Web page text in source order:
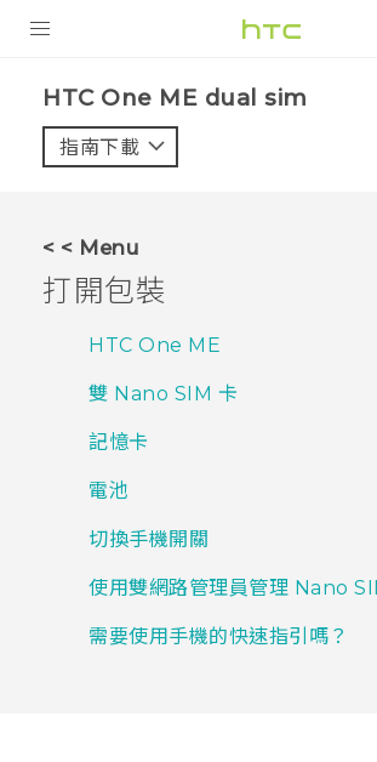
VIVE
應用程式
支援服務
HTC One ME dual sim‎
指南下載
< < Menu
打開包裝
HTC One ME
雙 Nano SIM 卡
記憶卡
電池
切換手機開關
使用雙網路管理員管理 Nano
需要使用手機的快速指引嗎？